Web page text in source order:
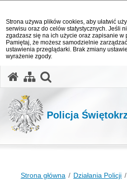
Strona używa plików cookies, aby ułatwić
serwisu oraz do celów statystycznych. Jeśli
zgadzasz się na ich użycie oraz zapisanie w
Pamiętaj, że możesz samodzielnie
ustawienia przeglądarki. Brak zmiany
wyrażenie zgody.
Policja
Strona główna Działania Policji